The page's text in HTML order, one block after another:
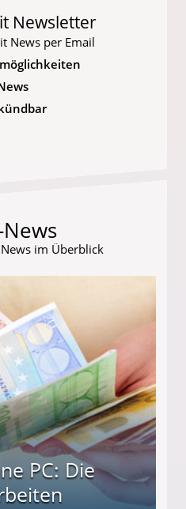
Newsletter
News per Email
im Überblick
PC: Die